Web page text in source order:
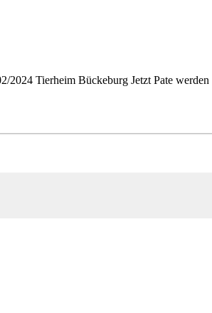
Tierheim Bückeburg Jetzt Pate